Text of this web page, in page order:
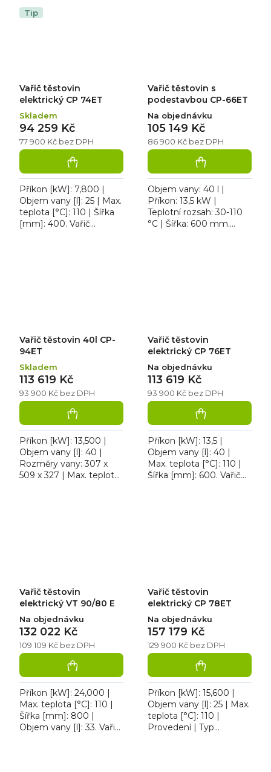
lisovanou nerezovou
vanou,...
Tip
Vařič těstovin
elektrický CP 74ET
Skladem
77 900 Kč bez DPH
94 259 Kč
Příkon [kW]: 7,800 |
Objem vany [l]: 25 | Max.
teplota [°C]: 110 | Šířka
[mm]: 400. Vařič
Vařič těstovin s
podestavbou CP-66ET
Na objednávku
86 900 Kč bez DPH
105 149 Kč
Objem vany: 40 l |
Příkon: 13,5 kW |
Teplotní rozsah: 30-110
°C | Šířka: 600 mm.
Vařič těstovin 40l CP-
94ET
Skladem
93 900 Kč bez DPH
113 619 Kč
Příkon [kW]: 13,500 |
Objem vany [l]: 40 |
Rozměry vany: 307 x
509 x 327 | Max. teplota
Vařič těstovin
elektrický CP 76ET
Na objednávku
93 900 Kč bez DPH
113 619 Kč
Příkon [kW]: 13,5 |
Objem vany [l]: 40 |
Max. teplota [°C]: 110 |
Šířka [mm]: 600. Vařič
Vařič těstovin
elektrický VT 90/80 E
Na objednávku
109 109 Kč bez DPH
132 022 Kč
Příkon [kW]: 24,000 |
Max. teplota [°C]: 110 |
Šířka [mm]: 800 |
Objem vany [l]: 33. Vařič
Vařič těstovin
elektrický CP 78ET
Na objednávku
129 900 Kč bez DPH
157 179 Kč
Příkon [kW]: 15,600 |
Objem vany [l]: 25 | Max.
teplota [°C]: 110 |
Provedení | Typ